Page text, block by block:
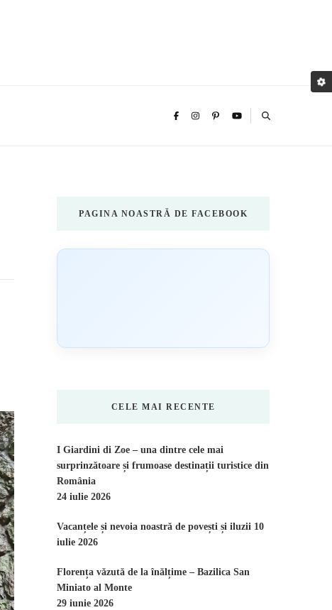
PAGINA NOASTRĂ DE FACEBOOK
CELE MAI RECENTE
I Giardini di Zoe – una dintre cele mai
surprinzătoare și frumoase destinații turistice din
România
24 iulie 2026
Vacanțele și nevoia noastră de povești și iluzii 10
iulie 2026
Florența văzută de la înălțime – Bazilica San
Miniato al Monte
29 iunie 2026